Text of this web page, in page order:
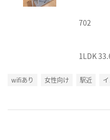
702
1LDK
wifiあり 女性向け 駅近